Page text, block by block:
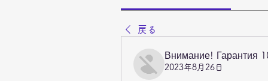
戻る
Внимание! Гарантия
2023年8月26日